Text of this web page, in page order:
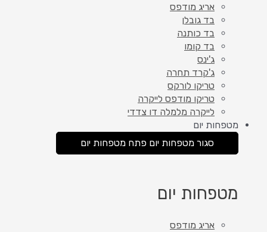
אריג מודפס
בד גובלן
בד כותנה
בד קומו
ג'ינס
ג'קרד תחרה
טריקו לורקס
טריקו מודפס לייקרה
לייקרה מלמלה דו צדדי
מטפחות יום
סגור מטפחות יום פתח מטפחות יום
מטפחות יום
אריג מודפס